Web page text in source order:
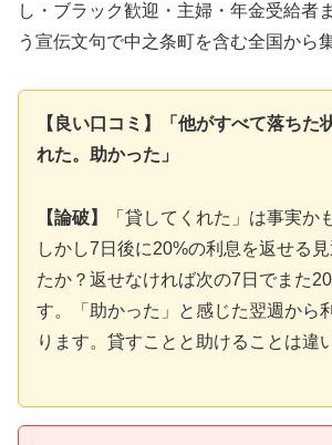
し・ブラック歓迎・主婦・年金受給者
う宣伝文句で中之条町を含む全国から
【良い口コミ】「他がすべて落ちた
れた。助かった」
【論破】
「貸してくれた」は事実か
しかし7日後に20%の利息を返せる
たか？返せなければ次の7日でまた
す。「助かった」と感じた翌週から
ります。貸すことと助けることは違